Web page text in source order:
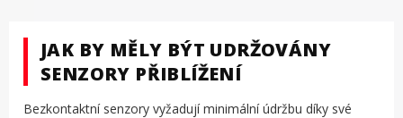
JAK BY MĚLY BÝT UDRŽOVÁNY
SENZORY PŘIBLÍŽENÍ
Bezkontaktní senzory vyžadují minimální údržbu díky své